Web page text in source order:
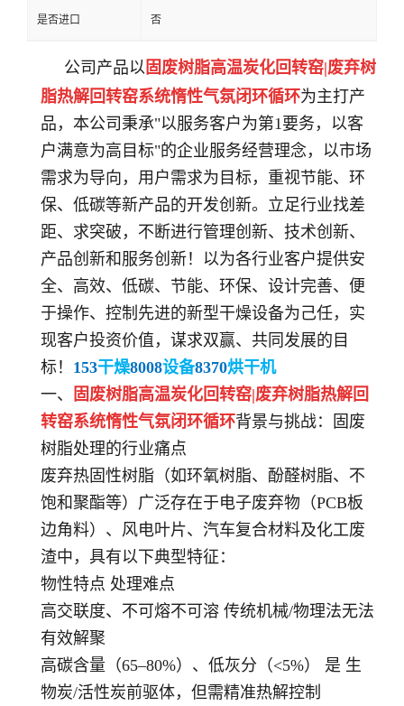
是否进口 否
公司产品以固废树脂高温炭化回转窑|废弃树
脂热解回转窑系统惰性气氛闭环循环为主打产
品 ， 本公司秉承"以服务客户为第1要务，以客
户满意为高目标"的企业服务经营理念，以市场
需求为导向，用户需求为目标，重视节能、环
保、低碳等新产品的开发创新。立足行业找差
距、求突破，不断进行管理创新、技术创新、
产品创新和服务创新！以为各行业客户提供安
全、高效、低碳、节能、环保、设计完善、便
于操作、控制先进的新型干燥设备为己任，实
现客户投资价值，谋求双赢、共同发展的目
标！ 153干燥8008设备8370烘干机
一、
固废树脂高温炭化回转窑|废弃树脂热解回
转窑系统惰性气氛闭环循环背景与挑战：固废
树脂处理的行业痛点
废弃热固性树脂（如环氧树脂、酚醛树脂、不
饱和聚酯等）广泛存在于电子废弃物（PCB板
边角料）、风电叶片、汽车复合材料及化工废
渣中，具有以下典型特征：
物性特点 处理难点
高交联度、不可熔不可溶 传统机械/物理法无法
有效解聚
高碳含量（65–80%）、低灰分（<5%） 是 生
物炭/活性炭前驱体，但需精准热解控制